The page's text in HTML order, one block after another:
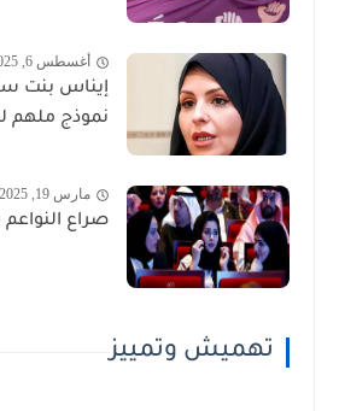
أغسطس 6, 2025
إيناس بنت
نموذج ملهم
مارس 19, 2025
صراع
تهميش وتمييز